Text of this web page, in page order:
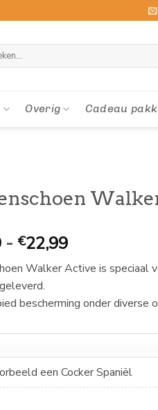
Overig Cadeau
- €22,99Prijsklasse:
€
18,99
€
Walker Active is speciaal
bescherming onder diverse
een Cocker Spaniël